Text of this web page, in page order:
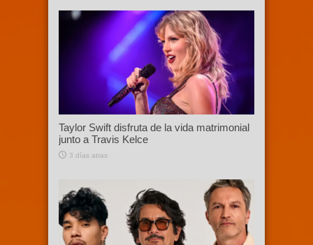
Taylor Swift disfruta de la vida matrimonial
junto a Travis Kelce
3 días atras